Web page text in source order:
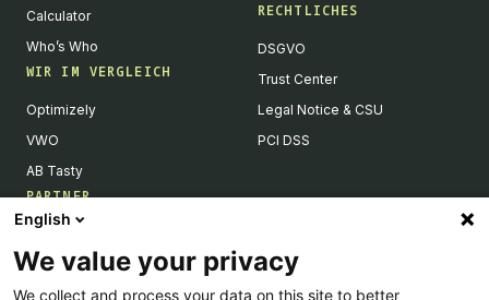
Calculator
Who’s Who
WIR IM VERGLEICH
Optimizely
VWO
AB Tasty
PARTNER
Become a Partner
Integrations Directory
RECHTLICHES
DSGVO
Trust Center
Legal Notice & CSU
PCI DSS
English
We value your privacy
We collect and process your data on this site to better